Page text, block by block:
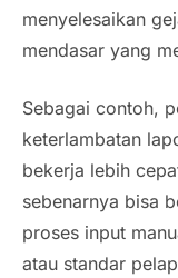
menyelesaikan
mendasar yang
Sebagai contoh,
keterlambatan
bekerja lebih
sebenarnya bisa
proses input
atau standar